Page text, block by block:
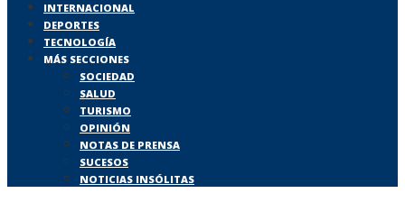
INTERNACIONAL
DEPORTES
TECNOLOGÍA
MÁS SECCIONES
SOCIEDAD
SALUD
TURISMO
OPINIÓN
NOTAS DE PRENSA
SUCESOS
NOTICIAS INSÓLITAS